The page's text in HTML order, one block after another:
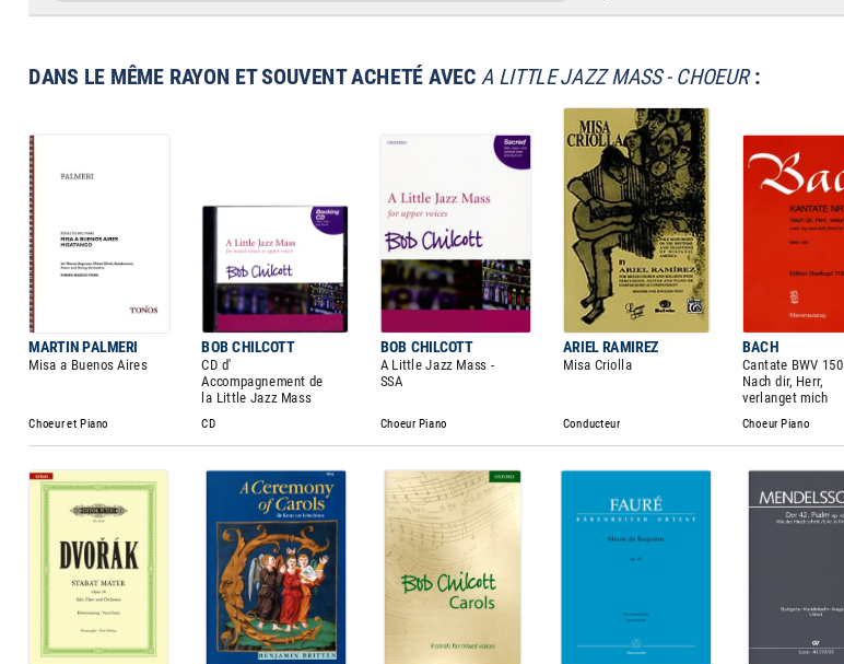
DANS LE MÊME RAYON ET SOUVENT ACHETÉ AVECA LITTLE JAZZ MASS - CHOEUR:
MARTIN PALMERI BOB CHILCOTT BOB CHILCOTT ARIEL RAMIREZ BACH
Misa a Buenos Aires
CD d'
Accompagnement de
la Little Jazz Mass
A Little Jazz Mass -
SSA
Misa Criolla
Cantate BWV 150
Nach dir, Herr,
verlanget mich
Choeur et Piano CD Choeur Piano Conducteur Choeur Piano